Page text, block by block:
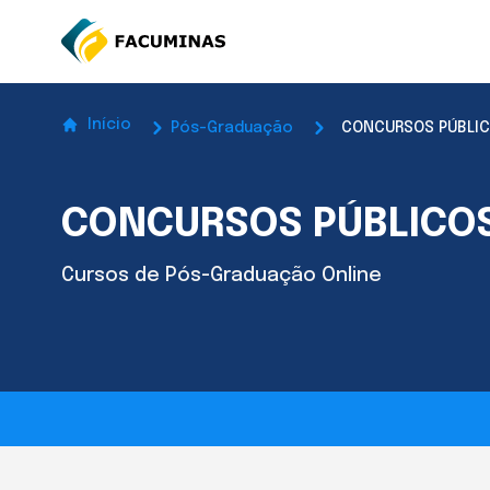
Início Pós-Graduação CONCURSOS
CONCURSOS
Cursos de Pós-Graduação Online